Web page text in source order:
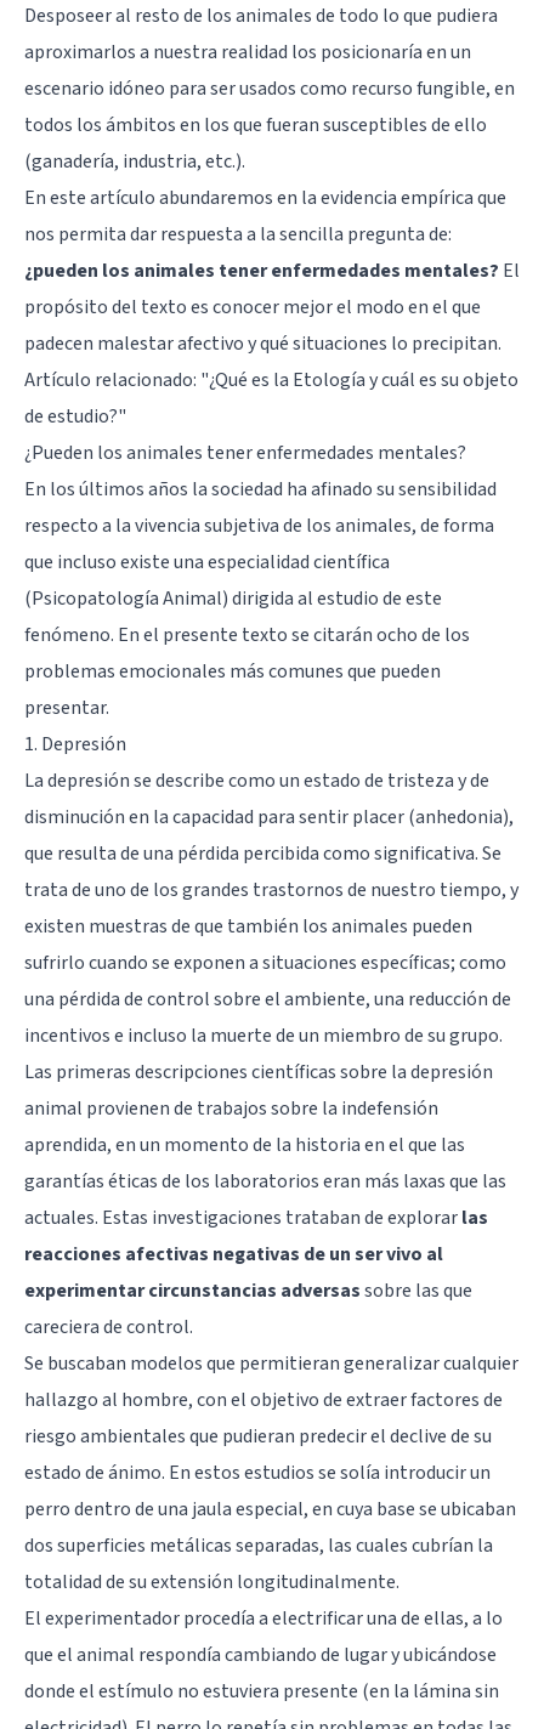
Desposeer al resto de los animales de todo lo que pudiera
aproximarlos a nuestra realidad los posicionaría en un
escenario idóneo para ser usados como recurso fungible, en
todos los ámbitos en los que fueran susceptibles de ello
(ganadería, industria, etc.).
En este artículo abundaremos en la evidencia empírica que
nos permita dar respuesta a la sencilla pregunta de:
¿pueden los animales tener enfermedades mentales? El
propósito del texto es conocer mejor el modo en el que
padecen malestar afectivo y qué situaciones lo precipitan.
Artículo relacionado: "¿Qué es la Etología y cuál es su objeto
de estudio?"
¿Pueden los animales tener enfermedades mentales?
En los últimos años la sociedad ha afinado su sensibilidad
respecto a la vivencia subjetiva de los animales, de forma
que incluso existe una especialidad científica
(Psicopatología Animal) dirigida al estudio de este
fenómeno. En el presente texto se citarán ocho de los
problemas emocionales más comunes que pueden
presentar.
1. Depresión
La depresión se describe como un estado de tristeza y de
disminución en la capacidad para sentir placer (anhedonia),
que resulta de una pérdida percibida como significativa. Se
trata de uno de los grandes trastornos de nuestro tiempo, y
existen muestras de que también los animales pueden
sufrirlo cuando se exponen a situaciones específicas; como
una pérdida de control sobre el ambiente, una reducción de
incentivos e incluso la muerte de un miembro de su grupo.
Las primeras descripciones científicas sobre la depresión
animal provienen de trabajos sobre la indefensión
aprendida, en un momento de la historia en el que las
garantías éticas de los laboratorios eran más laxas que las
actuales. Estas investigaciones trataban de explorarlas
reacciones afectivas negativas de un ser vivo al
experimentar circunstancias adversassobre las que
careciera de control.
Se buscaban modelos que permitieran generalizar cualquier
hallazgo al hombre, con el objetivo de extraer factores de
riesgo ambientales que pudieran predecir el declive de su
estado de ánimo. En estos estudios se solía introducir un
perro dentro de una jaula especial, en cuya base se ubicaban
dos superficies metálicas separadas, las cuales cubrían la
totalidad de su extensión longitudinalmente.
El experimentador procedía a electrificar una de ellas, a lo
que el animal respondía cambiando de lugar y ubicándose
donde el estímulo no estuviera presente (en la lámina sin